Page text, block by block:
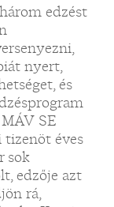
edzést
nyert,
és
SE
tizenöt éves
sok
edzője azt
rá,